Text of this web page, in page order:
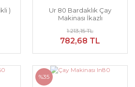
)
Ur 80 Bardaklık Çay
Makinası İkazlı
1.213,15 TL
782,68 TL
%35